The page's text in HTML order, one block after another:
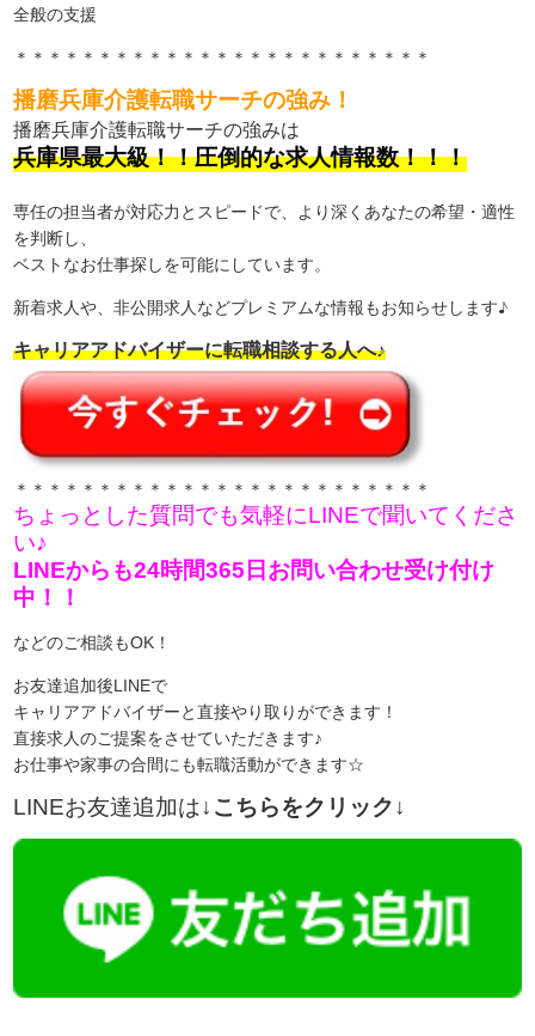
全般の支援
＊＊＊＊＊＊＊＊＊＊＊＊＊＊＊＊＊＊＊＊＊＊＊＊＊
播磨兵庫介護転職サーチの強み！
播磨兵庫介護転職サーチの強みは
兵庫県最大級！！圧倒的な求人情報数！！！
専任の担当者が対応力とスピードで、より深くあなたの希望・適性
を判断し、
ベストなお仕事探しを可能にしています。
新着求人や、非公開求人などプレミアムな情報もお知らせします♪
キャリアアドバイザーに転職相談する人へ♪
＊＊＊＊＊＊＊＊＊＊＊＊＊＊＊＊＊＊＊＊＊＊＊＊＊
ちょっとした質問でも気軽にLINEで聞いてくださ
い♪
LINEからも24時間365日お問い合わせ受け付け
中！！
などのご相談もOK！
お友達追加後LINEで
キャリアアドバイザーと直接やり取りができます！
直接求人のご提案をさせていただきます♪
お仕事や家事の合間にも転職活動ができます☆
LINEお友達追加は↓こちらをクリック↓